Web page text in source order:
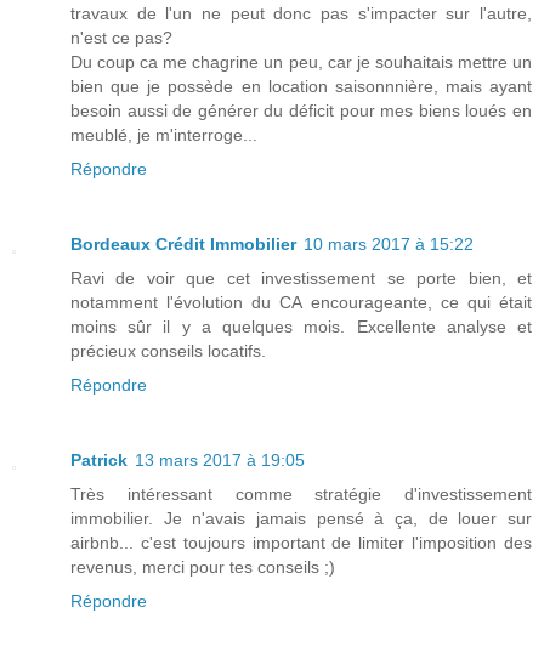
travaux de l'un ne peut donc pas s'impacter sur l'autre,
n'est ce pas?
Du coup ca me chagrine un peu, car je souhaitais mettre un
bien que je possède en location saisonnnière, mais ayant
besoin aussi de générer du déficit pour mes biens loués en
meublé, je m'interroge...
Répondre
Bordeaux Crédit Immobilier 10 mars 2017 à 15:22
Ravi de voir que cet investissement se porte bien, et
notamment l'évolution du CA encourageante, ce qui était
moins sûr il y a quelques mois. Excellente analyse et
précieux conseils locatifs.
Répondre
Patrick 13 mars 2017 à 19:05
Très intéressant comme stratégie d'investissement
immobilier. Je n'avais jamais pensé à ça, de louer sur
airbnb... c'est toujours important de limiter l'imposition des
revenus, merci pour tes conseils ;)
Répondre